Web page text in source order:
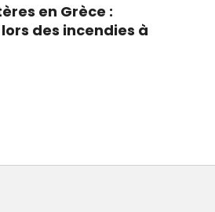
en Grèce :
des incendies à